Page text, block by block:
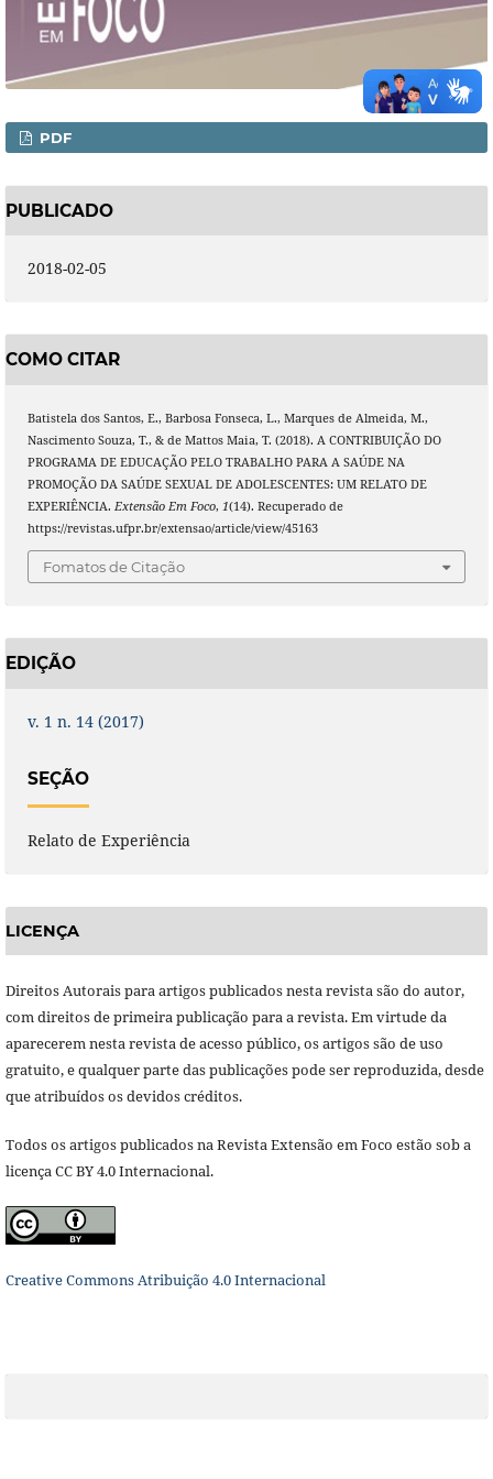
PDF
PUBLICADO
2018-02-05
COMO CITAR
Batistela dos Santos, E., Barbosa Fonseca, L., Marques de Almeida, M.,
Nascimento Souza, T., & de Mattos Maia, T. (2018). A CONTRIBUIÇÃO DO
PROGRAMA DE EDUCAÇÃO PELO TRABALHO PARA A SAÚDE NA
PROMOÇÃO DA SAÚDE SEXUAL DE ADOLESCENTES: UM RELATO DE
EXPERIÊNCIA. Extensão Em Foco, 1(14). Recuperado de
https://revistas.ufpr.br/extensao/article/view/45163
Fomatos de Citação
EDIÇÃO
v. 1 n. 14 (2017)
SEÇÃO
Relato de Experiência
LICENÇA
Direitos Autorais para artigos publicados nesta revista são do autor,
com direitos de primeira publicação para a revista. Em virtude da
aparecerem nesta revista de acesso público, os artigos são de uso
gratuito, e qualquer parte das publicações pode ser reproduzida, desde
que atribuídos os devidos créditos.
Todos os artigos publicados na Revista Extensão em Foco estão sob a
licença CC BY 4.0 Internacional.
Creative Commons Atribuição 4.0 Internacional